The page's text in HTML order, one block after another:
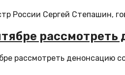
России Сергей Степашин,
рассмотреть денонсацию